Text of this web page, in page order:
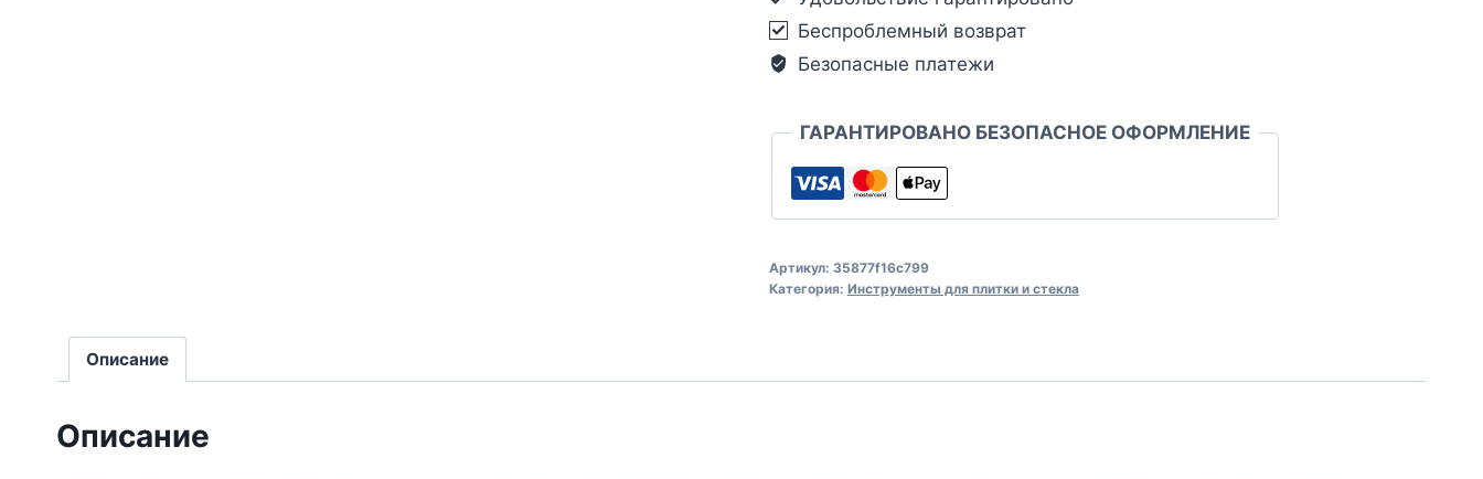
Беспроблемный возврат
Безопасные платежи
ГАРАНТИРОВАНО БЕЗОПАСНОЕ ОФОРМЛЕНИЕ
Артикул: 35877f16c799
Категория: Инструменты для плитки и стекла
Описание
Описание